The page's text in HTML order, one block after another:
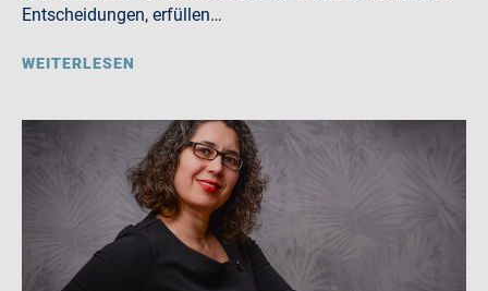
Entscheidungen, erfüllen…
WEITERLESEN